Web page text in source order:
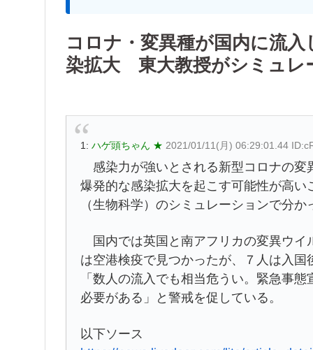
コロナ・変異種が国内に流
染拡大 東大教授がシミュ
1: ハゲ頭ちゃん ★ 2021/01/11(月) 06:29:01.44
感染力が強いとされる新型コロナの変
爆発的な感染拡大を起こす可能性が高
（生物科学）のシミュレーションで分か
国内では英国と南アフリカの変異ウイ
は空港検疫で見つかったが、７人は入
「数人の流入でも相当危うい。緊急事
必要がある」と警戒を促している。
以下ソース